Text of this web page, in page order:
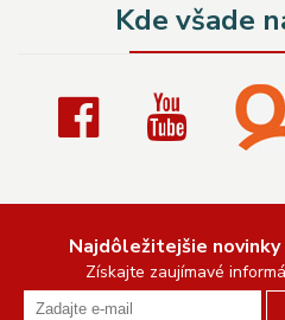
Kde všade
Najdôležitejšie novinky
Získajte zaujímavé